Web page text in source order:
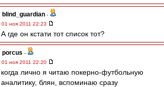
blind_guardian -
01 ноя 2011 22:23
А где он кстати тот список тот?
porcus -
01 ноя 2011 22:20
когда лично я читаю покерно-футбольную
аналитику, блян, вспоминаю сразу